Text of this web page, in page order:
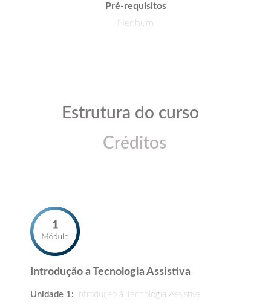
Pré-requisitos
Nenhum
Estrutura do curso
Créditos
Introdução a Tecnologia Assistiva
Unidade 1: Introdução à Tecnologia Assistiva